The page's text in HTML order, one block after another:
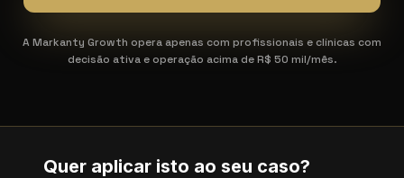
A Markanty Growth opera apenas com profissionais e clínicas com
decisão ativa e operação acima de R$ 50 mil/mês.
Quer aplicar isto ao seu caso?